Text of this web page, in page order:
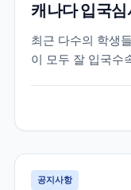
캐나다 입국
최근 다수의 학생
이 모두 잘 입국수
가 많았습니다.
사 질문들은 대략
을...
공지사항